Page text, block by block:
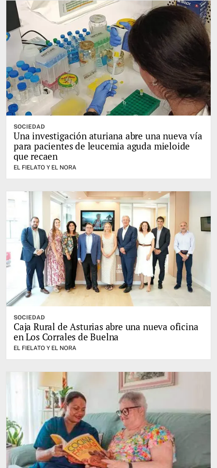
SOCIEDAD
Una investigación aturiana abre una nueva vía
para pacientes de leucemia aguda mieloide
que recaen
EL FIELATO Y EL NORA
SOCIEDAD
Caja Rural de Asturias abre una nueva oficina
en Los Corrales de Buelna
EL FIELATO Y EL NORA